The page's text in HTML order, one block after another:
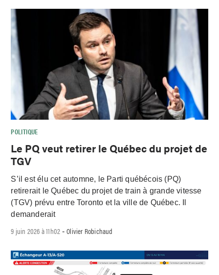
POLITIQUE
Le PQ veut retirer le Québec du projet de
TGV
S’il est élu cet automne, le Parti québécois (PQ)
retirerait le Québec du projet de train à grande vitesse
(TGV) prévu entre Toronto et la ville de Québec. Il
demanderait
9 juin 2026 à 11h02 -Olivier Robichaud